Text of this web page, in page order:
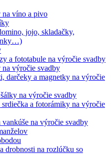
na víno a pivo
jojo, skladačky,
a fototabule na výročie svadby
výročie svadby
darčeky a magnetky na výročie
na výročie svadby
a fotorámiky na výročie
na výročie svadby
drobnosti na rozlúčku so